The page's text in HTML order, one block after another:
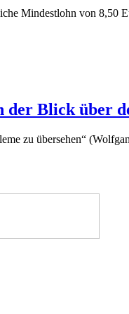
Mindestlohn von
der Blick über
zu übersehen“